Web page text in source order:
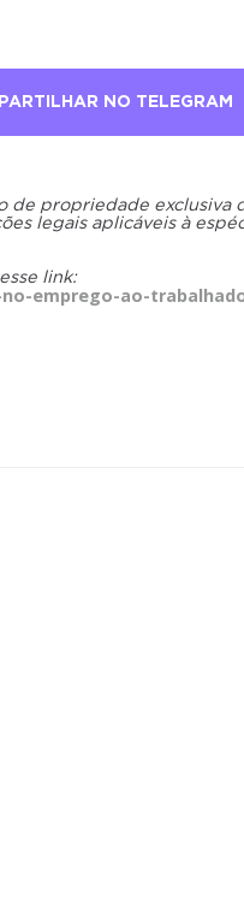
NO TELEGRAM
de propriedade exclusiva
legais aplicáveis à
link:
emprego-ao-